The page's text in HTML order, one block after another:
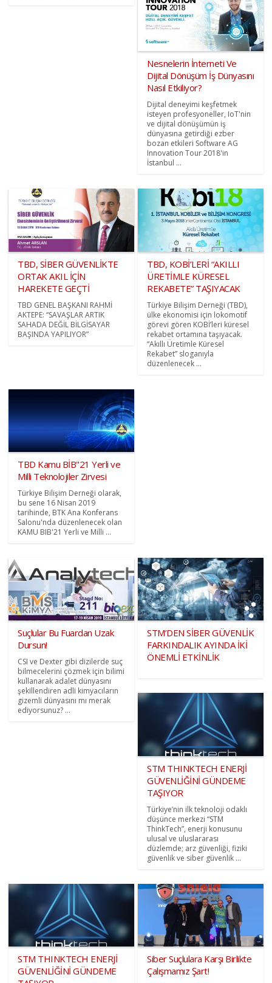
Nesnelerin İnterneti Ve
Dijital Dönüşüm İş Dünyasını
Nasıl Etkiliyor?
Dijital deneyimi keşfetmek
isteyen profesyoneller, IoT'nin
ve dijital dönüşümün iş
dünyasına getirdiği ezber
bozan etkileri Software AG
Innovation Tour 2018'in
İstanbul ...
TBD, SİBER GÜVENLİKTE
ORTAK AKIL İÇİN
HAREKETE GEÇTİ
TBD GENEL BAŞKANI RAHMİ
AKTEPE: “SAVAŞLAR ARTIK
SAHADA DEĞİL BİLGİSAYAR
BAŞINDA YAPILIYOR”
TBD, KOBİ’LERİ “AKILLI
ÜRETİMLE KÜRESEL
REKABETE” TAŞIYACAK
Türkiye Bilişim Derneği (TBD),
ülke ekonomisi için lokomotif
görevi gören KOBİ’leri küresel
rekabet ortamına taşıyacak.
“Akıllı Üretimle Küresel
Rekabet” sloganıyla
düzenlenecek ...
TBD Kamu BİB"21 Yerli ve
Milli Teknolojiler Zirvesi
Türkiye Bilişim Derneği olarak,
bu sene 16 Nisan 2019
tarihinde, BTK Ana Konferans
Salonu'nda düzenlenecek olan
KAMU BIB'21 Yerli ve Milli ...
Suçlular Bu Fuardan Uzak
Dursun!
CSI ve Dexter gibi dizilerde suç
bilmecelerini çözmek için bilimi
kullanarak adalet dünyasını
şekillendiren adli kimyacıların
gizemli dünyasını mı merak
ediyorsunuz? ...
STM’DEN SİBER GÜVENLİK
FARKINDALIK AYINDA İKİ
ÖNEMLİ ETKİNLİK
STM THINKTECH ENERJİ
GÜVENLİĞİNİ GÜNDEME
TAŞIYOR
Türkiye’nin ilk teknoloji odaklı
düşünce merkezi “STM
ThinkTech”, enerji konusunu
ulusal ve uluslararası
düzlemde; arz güvenliği, fiziki
güvenlik ve siber güvenlik ...
STM THINKTECH ENERJİ
GÜVENLİĞİNİ GÜNDEME
Siber Suçlulara Karşı Birlikte
Çalışmamız Şart!